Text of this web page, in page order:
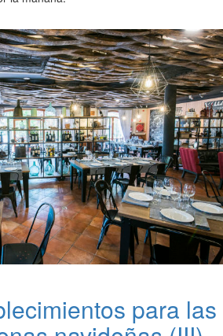
para las